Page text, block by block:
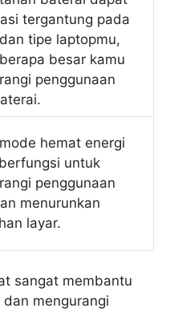
tergantung pada
tipe laptopmu,
besar kamu
penggunaan
hemat energi
untuk
penggunaan
menurunkan
layar.
sangat membantu
mengurangi